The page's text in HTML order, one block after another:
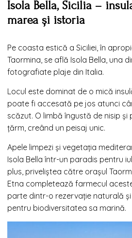
Isola Bella, Sicilia –
marea și istoria
Pe coasta estică a Siciliei, în
Taormina, se află Isola Bella, una
fotografiate plaje din Italia.
Locul este dominat de o mică
poate fi accesată pe jos atunci
scăzut. O limbă îngustă de nisip și
țărm, creând un peisaj unic.
Apele limpezi și vegetația
Isola Bella într-un paradis pentru
plus, priveliștea către orașul
Etna completează farmecul
parte dintr-o rezervație naturală
pentru biodiversitatea sa marină.